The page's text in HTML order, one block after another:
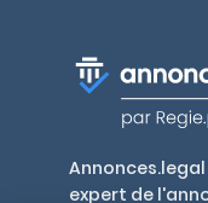
Annonces.legal
expert de